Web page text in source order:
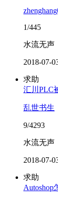
1/445
水流无声
2018-07-
求助
汇川PLC
乱世书生
9/4293
水流无声
2018-07-
求助
Autoshop